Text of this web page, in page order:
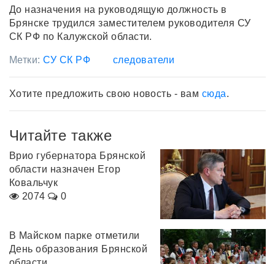
До назначения на руководящую должность в
Брянске трудился заместителем руководителя СУ
СК РФ по Калужской области.
Метки:СУ СК РФ следователи
Хотите предложить свою новость - вам сюда.
Читайте также
Врио губернатора Брянской
области назначен Егор
Ковальчук
2074
0
В Майском парке отметили
День образования Брянской